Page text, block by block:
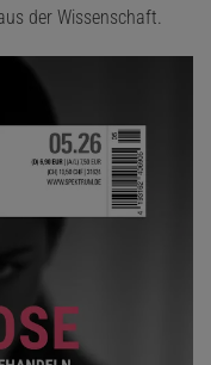
der Wissenschaft.